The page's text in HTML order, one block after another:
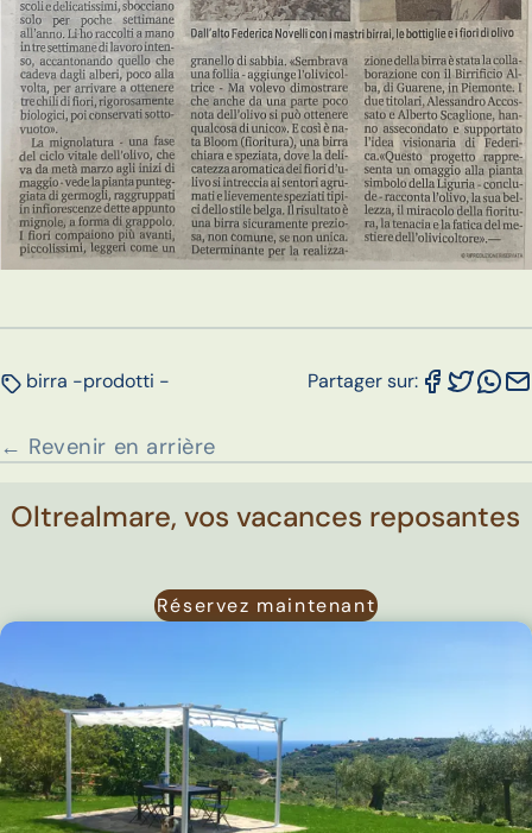
birra -prodotti - Partager sur:
← Revenir en arrière
Oltrealmare, vos vacances reposantes
Réservez maintenant